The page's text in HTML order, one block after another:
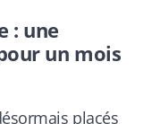
: une
un mois
placés